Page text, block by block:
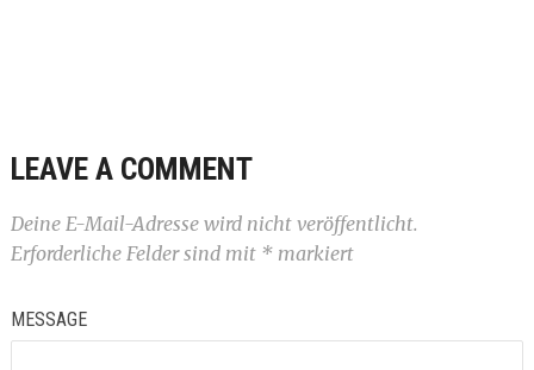
LEAVE A COMMENT
Deine E-Mail-Adresse wird nicht veröffentlicht.
Erforderliche Felder sind mit *markiert
MESSAGE